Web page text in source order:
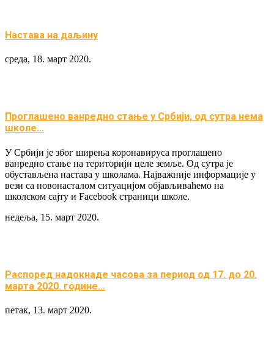
Настава на даљину
среда, 18. март 2020.
Проглашено ванредно стање у Србији, од сутра нема
школе…
У Србији је због ширења коронавируса проглашено
ванредно стање на територији целе земље. Од сутра је
обустављена настава у школама. Најважније информације у
вези са новонасталом ситуацијом објављиваћемо на
школском сајту и Facebook страници школе.
недеља, 15. март 2020.
Распоред надокнаде часова за период од 17. до 20.
марта 2020. године…
петак, 13. март 2020.